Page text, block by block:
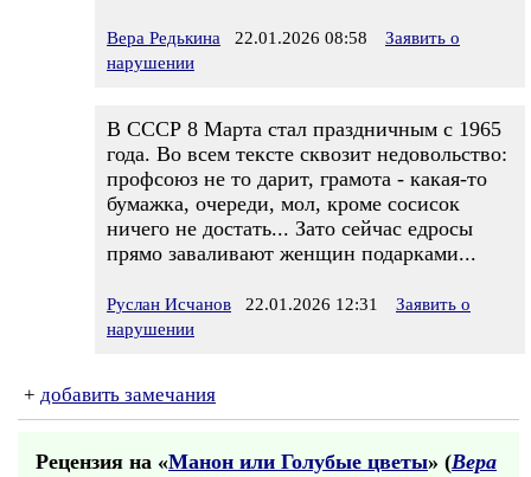
Вера Редькина 22.01.2026 08:58
Заявить о
нарушении
В СССР 8 Марта стал праздничным с 1965
года. Во всем тексте сквозит недовольство:
профсоюз не то дарит, грамота - какая-то
бумажка, очереди, мол, кроме сосисок
ничего не достать... Зато сейчас едросы
прямо заваливают женщин подарками...
Руслан Исчанов 22.01.2026 12:31
Заявить о
нарушении
+ добавить замечания
Рецензия на «Манон или Голубые цветы» (Вера